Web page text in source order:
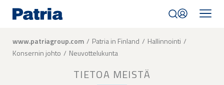
main
Breadcrumb
www.patriagroup.com Patria in Finland
Hallinnointi
Konsernin johto
Neuvottelukunta
TIETOA MEISTÄ